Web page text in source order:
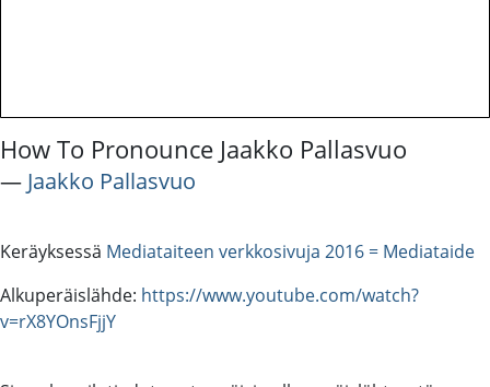
How To Pronounce Jaakko Pallasvuo
― Jaakko Pallasvuo
Keräyksessä Mediataiteen verkkosivuja 2016 = Mediataide
Alkuperäislähde: https://www.youtube.com/watch?
v=rX8YOnsFjjY